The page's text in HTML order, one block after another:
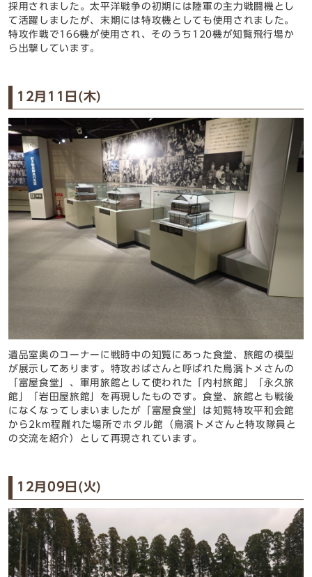
採用されました。太平洋戦争の初期には陸軍の主力戦闘機とし
て活躍しましたが、末期には特攻機としても使用されました。
特攻作戦で166機が使用され、そのうち120機が知覧飛行場か
ら出撃しています。
12月11日(木)
遺品室奥のコーナーに戦時中の知覧にあった食堂、旅館の模型
が展示してあります。特攻おばさんと呼ばれた鳥濱トメさんの
「富屋食堂」、軍用旅館として使われた「内村旅館」「永久旅
館」「岩田屋旅館」を再現したものです。食堂、旅館とも戦後
になくなってしまいましたが「富屋食堂」は知覧特攻平和会館
から2km程離れた場所でホタル館（鳥濱トメさんと特攻隊員と
の交流を紹介）として再現されています。
12月09日(火)